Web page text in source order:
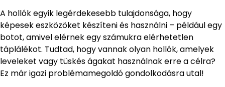
A hollók egyik legérdekesebb tulajdonsága, hogy
képesek eszközöket készíteni és használni – például egy
botot, amivel elérnek egy számukra elérhetetlen
táplálékot. Tudtad, hogy vannak olyan hollók, amelyek
leveleket vagy tüskés ágakat használnak erre a célra?
Ez már igazi problémamegoldó gondolkodásra utal!